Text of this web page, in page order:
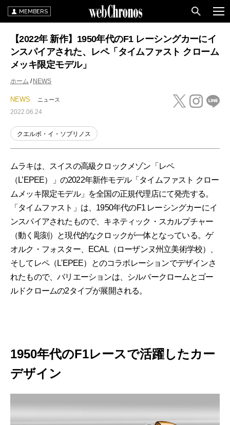
MEMBERS
【2022年 新作】1950年代のF1 レーシングカーにイ
ンスパイアされた、レペ「タイムファスト クローム
メッキ限定モデル」
ホーム NEWS
NEWS ニュース
2022.06.24
クエルボ・イ・ソブリノス
ムラキは、スイスの高級クロックメゾン「レペ
（L’EPEE）」の2022年新作モデル「タイムファスト クロー
ムメッキ限定モデル」を全国の正規代理店にて発売する。
「タイムファスト」は、1950年代のF1 レーシングカーにイ
ンスパイアされたもので、キネティック・スカルプチャー
（動く彫刻）と現代的なクロックが一体となっている。ゲ
オルク・フォスター、ECAL（ローザンヌ州立美術学校）、
そしてレペ（L'EPEE）とのコラボレーションでデザインさ
れたもので、バリエーションは、シルバークロームとゴー
ルドクロームの2タイプが展開される。
1950年代のF1レースで活躍したカー
デザイン